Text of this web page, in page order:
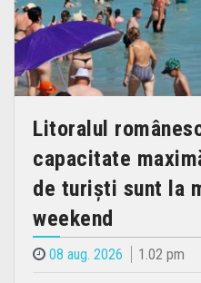
Litoralul
capacitate
de turiști sunt la
weekend
08 aug. 2026 1.02 pm